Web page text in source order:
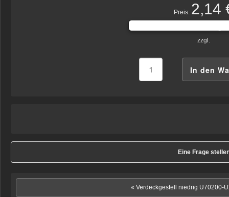
Preis: 2,14
zzgl.
Eine Frage
« Verdeckgestell niedrig U70200-